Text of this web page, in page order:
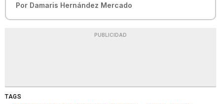
Por Damaris Hernández Mercado
PUBLICIDAD
TAGS